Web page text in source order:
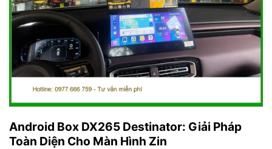
Android Box DX265 Destinator: Giải Pháp
Toàn Diện Cho Màn Hình Zin